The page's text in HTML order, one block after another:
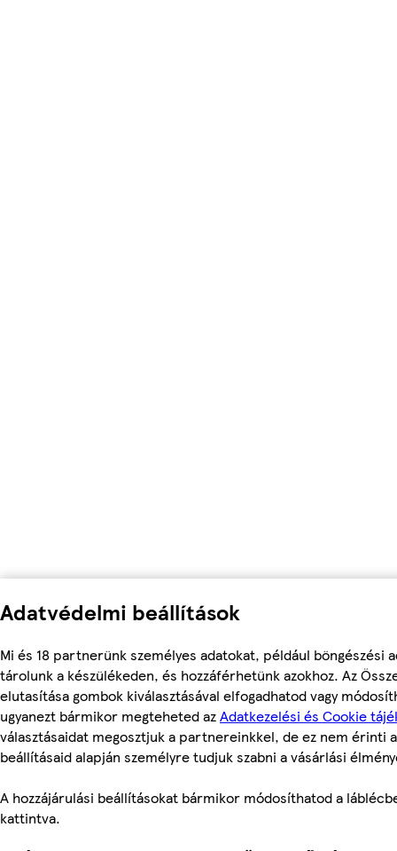
Adatvédelmi beállítások
Mi és 18 partnerünk személyes adatokat, például böngészési
tárolunk a készülékeden, és hozzáférhetünk azokhoz. Az
elutasítása gombok kiválasztásával elfogadhatod vagy
ugyanezt bármikor megteheted azAdatkezelési és Cookie
választásaidat megosztjuk a partnereinkkel, de ez nem érinti
beállításaid alapján személyre tudjuk szabni a vásárlási
A hozzájárulási beállításokat bármikor módosíthatod a
kattintva.